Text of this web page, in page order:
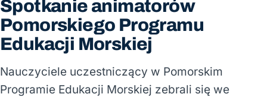
Spotkanie animatorów
Pomorskiego Programu
Edukacji Morskiej
Nauczyciele uczestniczący w Pomorskim
Programie Edukacji Morskiej zebrali się we